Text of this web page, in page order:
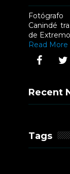
Fotógrafo
Canindé
de
Read More
Recent
Tags